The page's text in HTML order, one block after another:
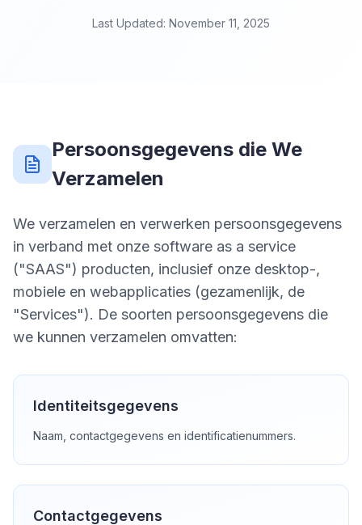
Last Updated: November 11, 2025
Persoonsgegevens die We
Verzamelen
We verzamelen en verwerken persoonsgegevens
in verband met onze software as a service
("SAAS") producten, inclusief onze desktop-,
mobiele en webapplicaties (gezamenlijk, de
"Services"). De soorten persoonsgegevens die
we kunnen verzamelen omvatten:
Identiteitsgegevens
Naam, contactgegevens en identificatienummers.
Contactgegevens